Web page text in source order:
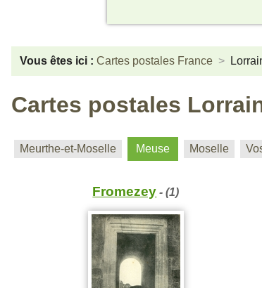
Vous êtes ici : Cartes postales France
Cartes postales
Meurthe-et-Moselle Meuse Moselle
Fromezey - (1)